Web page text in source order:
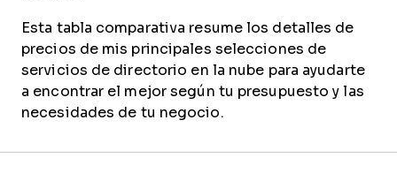
Esta tabla comparativa resume los detalles de
precios de mis principales selecciones de
servicios de directorio en la nube para ayudarte
a encontrar el mejor según tu presupuesto y las
necesidades de tu negocio.